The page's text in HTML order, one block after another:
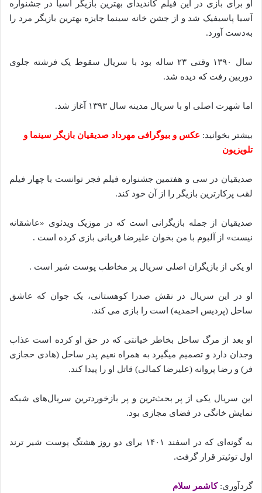
او برای بازی در این فیلم کاندیدای بهترین بازیگر آسیا در جشنواره
آسیا پاسیفیک شد و از جشن خانه سینما جایزه بهترین بازیگر مرد را
به‌دست آورد.
سال ۱۳۹۰ وقتی ۲۳ ساله بود با سریال سقوط یک فرشته جلوی
دوربین رفت که دیده شد.
اما شهرت اصلی او با سریال مدینه سال ۱۳۹۳ آغاز شد.
بیشتر بخوانید: عکس و بیوگرافی مهرداد صدیقیان بازیگر سینما و
تلویزیون
صدیقیان در سی و هفتمین جشنواره فیلم فجر توانست با چهار فیلم
لقب پرکارترین بازیگر را از آن خود کند.
صدیقیان از جمله بازیگرانی است که در موزیک ویدئوی «عاشقانه
نیست» از آلبوم با من بخوان علیرضا قربانی بازی کرده است .
او یکی از بازیگران اصلی سریال پر مخاطب پوست شیر است .
‌او در این سریال در نقش صدرا کوهستانی، یک جوان که عاشق
ساحل (پردیس احمدیه) است را بازی می کند.
او بعد از مرگ ساحل بخاطر خیانتی که در حق او کرده است عذاب
وجدان دارد و تصمیم میگیرد به همراه نعیم پدر ساحل (هادی حجازی
فر) و رضا پروانه (علیرضا کمالی) قاتل او را پیدا کند.
این سریال یکی از پر بحث‌ترین و پر بازخورد‌ترین سریال‌های شبکه
نمایش خانگی در فضای مجازی بود.
به گونه‌ای که در اسفند ۱۴۰۱ برای دو روز هشتگ پوست شیر ترند
اول توئیتر قرار گرفت.
گردآوری:کاشمر سلام